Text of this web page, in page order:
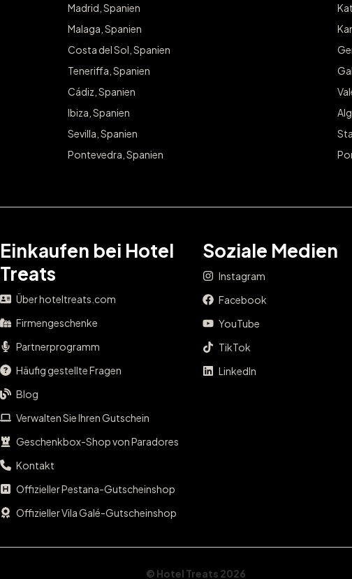
Madrid, Spanien
Malaga, Spanien
Costa del Sol, Spanien
Teneriffa, Spanien
Cádiz, Spanien
Ibiza, Spanien
Sevilla, Spanien
Pontevedra, Spanien
Einkaufen bei Hotel
Treats
Über hoteltreats.com
Firmengeschenke
Partnerprogramm
Häufig gestellte Fragen
Blog
Verwalten Sie Ihren Gutschein
Geschenkbox-Shop von Paradores
Kontakt
Offizieller Pestana-Gutscheinshop
Offizieller Vila Galé-Gutscheinshop
Soziale Medien
Instagram
Facebook
YouTube
TikTok
LinkedIn
© Hotel Treats 2026